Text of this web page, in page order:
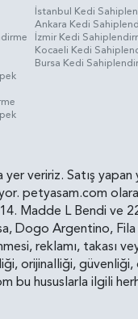
İstanbul Kedi
Ankara Kedi
İzmir Kedi
Kocaeli Kedi
Bursa Kedi
veririz. Satış
petyasam.com
Madde L Bendi ve
Dogo Argentino,
reklamı, takası
orijinalliği,
bu hususlarla ilgili